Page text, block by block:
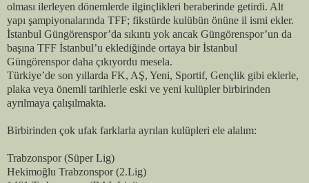
olması ilerleyen dönemlerde ilginçlikleri beraberinde getirdi. Alt
yapı şampiyonalarında TFF; fikstürde kulübün önüne il ismi ekler.
İstanbul Güngörenspor’da sıkıntı yok ancak Güngörenspor’un da
başına TFF İstanbul’u eklediğinde ortaya bir İstanbul
Güngörenspor daha çıkıyordu mesela.
Türkiye’de son yıllarda FK, AŞ, Yeni, Sportif, Gençlik gibi eklerle,
plaka veya önemli tarihlerle eski ve yeni kulüpler birbirinden
ayrılmaya çalışılmakta.
Birbirinden çok ufak farklarla ayrılan kulüpleri ele alalım:
Trabzonspor (Süper Lig)
Hekimoğlu Trabzonspor (2.Lig)